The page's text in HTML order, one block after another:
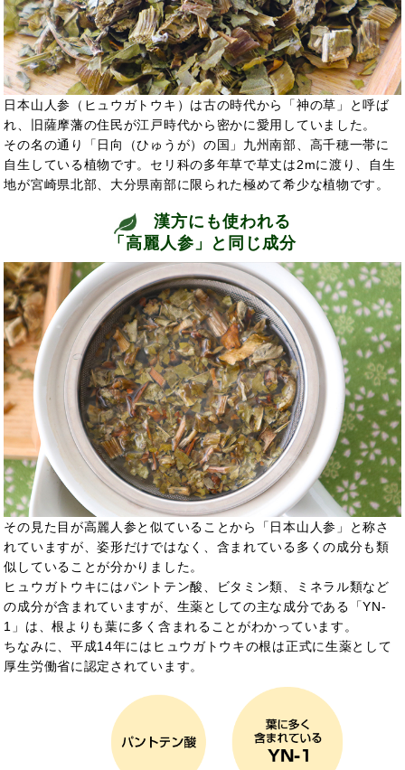
日本山人参（ヒュウガトウキ）は古の時代から「神の草」と呼ば
れ、旧薩摩藩の住民が江戸時代から密かに愛用していました。
その名の通り「日向（ひゅうが）の国」九州南部、高千穂一帯に
自生している植物です。セリ科の多年草で草丈は2mに渡り、自生
地が宮崎県北部、大分県南部に限られた極めて希少な植物です。
漢方にも使われる
「高麗人参」と同じ成分
その見た目が高麗人参と似ていることから「日本山人参」と称さ
れていますが、姿形だけではなく、含まれている多くの成分も類
似していることが分かりました。
ヒュウガトウキにはパントテン酸、ビタミン類、ミネラル類など
の成分が含まれていますが、生薬としての主な成分である「YN-
1」は、根よりも葉に多く含まれることがわかっています。
ちなみに、平成14年にはヒュウガトウキの根は正式に生薬として
厚生労働省に認定されています。